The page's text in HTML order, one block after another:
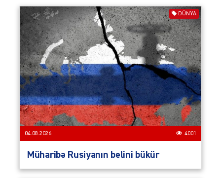
DÜNYA
04.08.2026 4001
Müharibə Rusiyanın belini bükür